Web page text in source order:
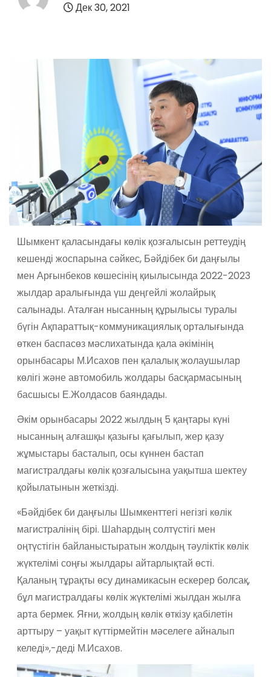
Дек 30, 2021
Шымкент қаласындағы көлік қозғалысын реттеудің
кешенді жоспарына сәйкес, Бәйдібек би даңғылы
мен Арғынбеков көшесінің қиылысында 2022-2023
жылдар аралығында үш деңгейлі жолайрық
салынады. Аталған нысанның құрылысы туралы
бүгін Ақпараттық-коммуникациялық орталығында
өткен баспасөз мәслихатында қала әкімінің
орынбасары М.Исахов пен қалалық жолаушылар
көлігі және автомобиль жолдары басқармасының
басшысы Е.Жолдасов баяндады.
Әкім орынбасары 2022 жылдың 5 қаңтары күні
нысанның алғашқы қазығы қағылып, жер қазу
жұмыстары басталып, осы күннен бастап
магистралдағы көлік қозғалысына уақытша шектеу
қойылатынын жеткізді.
«Бәйдібек би даңғылы Шымкенттегі негізгі көлік
магистралінің бірі. Шаһардың солтүстігі мен
оңтүстігін байланыстыратын жолдың тәуліктік көлік
жүктелімі соңғы жылдары айтарлықтай өсті.
Қаланың тұрақты өсу динамикасын ескерер болсақ,
бұл магистралдағы көлік жүктелімі жылдан жылға
арта бермек. Яғни, жолдың көлік өткізу қабілетін
арттыру – уақыт күттірмейтін мәселеге айналып
келеді»,-деді М.Исахов.